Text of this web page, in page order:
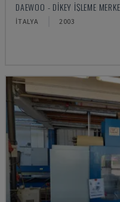
DAEWOO - DIKEY İŞLEME
İTALYA 2003